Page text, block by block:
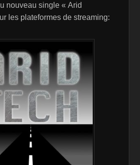
nouveau single « Arid
les plateformes de streaming: